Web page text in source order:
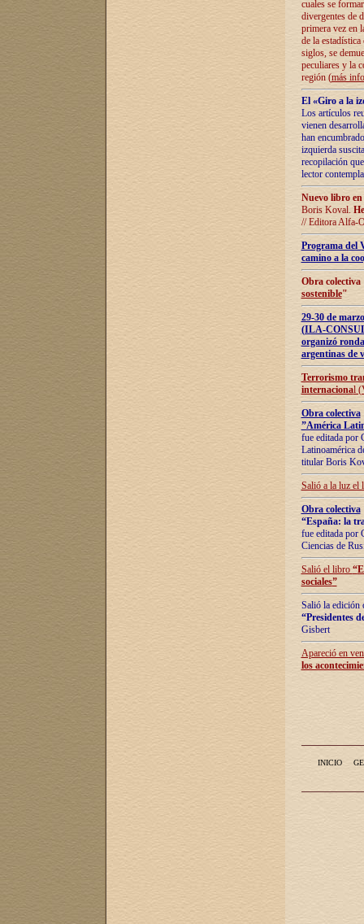
cuales se
divergentes de
primera vez en
de la
siglos, se
peculiares y la
región (más
El «Giro a la
Los artículos
vienen
han
izquierda
recopilación
lector
Nuevo libro
Boris Koval.
// Editora Alfa-
Programa del
camino a la
Obra
sostenible"
29-30 de
(ILA-
organizó
argentinas de
Terrorismo
internacional
Obra colectiva
”América
fue editada por
Latinoamérica
titular Boris
Salió a la luz el
Obra colectiva
“España: la
fue editada por
Ciencias de
Salió el libro “
sociales”
Salió la edición
“Presidentes
Gisbert
Apareció en
los
INICIO